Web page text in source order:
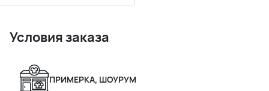
Условия заказа
ПРИМЕРКА, ШОУРУМ